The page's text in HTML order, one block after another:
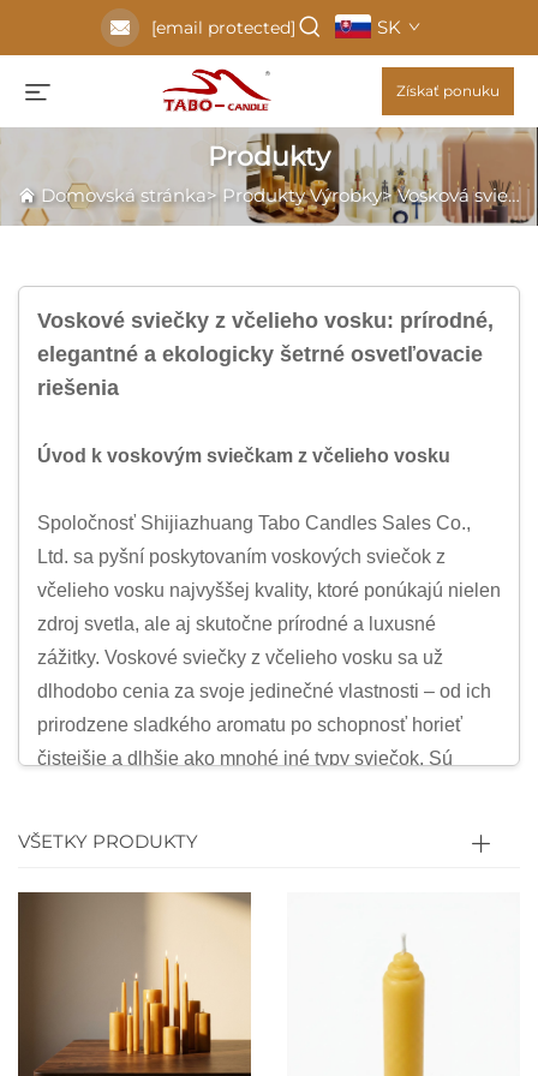
[email protected] SK
Získať ponuku
Produkty
Domovská stránka> Produkty Výrobky>Vosková sviečka
Voskové sviečky z včelieho vosku: prírodné,
elegantné a ekologicky šetrné osvetľovacie
riešenia
Úvod k voskovým sviečkam z včelieho vosku
Spoločnosť Shijiazhuang Tabo Candles Sales Co.,
Ltd. sa pyšní poskytovaním voskových sviečok z
včelieho vosku najvyššej kvality, ktoré ponúkajú nielen
zdroj svetla, ale aj skutočne prírodné a luxusné
zážitky. Voskové sviečky z včelieho vosku sa už
dlhodobo cenia za svoje jedinečné vlastnosti – od ich
prirodzene sladkého aromatu po schopnosť horieť
čistejšie a dlhšie ako mnohé iné typy sviečok. Sú
tradičným voskovým sviečkam. Naše voskové sviečky
z včelieho vosku sú ideálne pre široké spektrum
prostredia v domácom prostredí až po pridané
elegantné dotyky na svadby, oslavy a iné podujatia.
Vosk včiel, kľúčová zložka našich sviečok, je
prírodnou látkou, ktorú včely vyrábajú na stavbu
VŠETKY PRODUKTY